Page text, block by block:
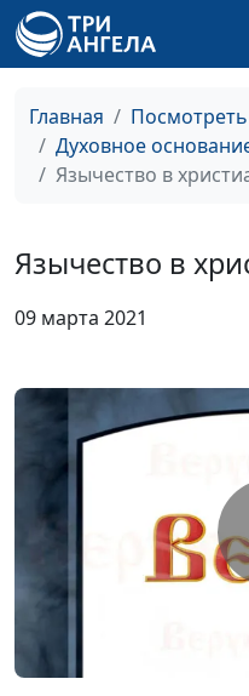
Главная Посмотреть
Духовное
Язычество в
Язычество в
09 марта 2021
Библия о здоровье
Зачем человеку
особенности и суть